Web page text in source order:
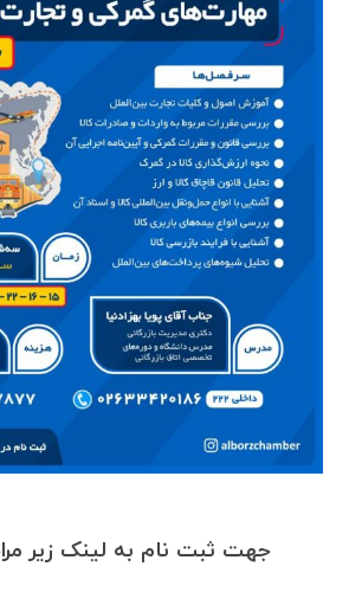
جهت ثبت نام به لینک زیر